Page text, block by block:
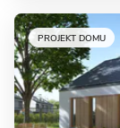
PROJEKT DOMU